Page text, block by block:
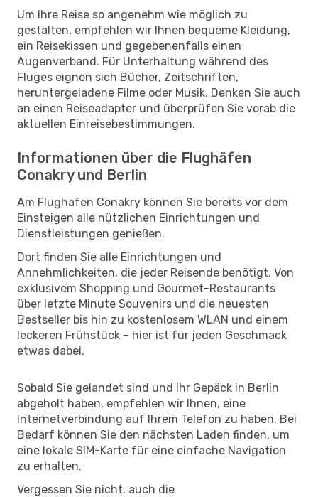
Um Ihre Reise so angenehm wie möglich zu
gestalten, empfehlen wir Ihnen bequeme Kleidung,
ein Reisekissen und gegebenenfalls einen
Augenverband. Für Unterhaltung während des
Fluges eignen sich Bücher, Zeitschriften,
heruntergeladene Filme oder Musik. Denken Sie auch
an einen Reiseadapter und überprüfen Sie vorab die
aktuellen Einreisebestimmungen.
Informationen über die Flughäfen
Conakry und Berlin
Am Flughafen Conakry können Sie bereits vor dem
Einsteigen alle nützlichen Einrichtungen und
Dienstleistungen genießen.
Dort finden Sie alle Einrichtungen und
Annehmlichkeiten, die jeder Reisende benötigt. Von
exklusivem Shopping und Gourmet-Restaurants
über letzte Minute Souvenirs und die neuesten
Bestseller bis hin zu kostenlosem WLAN und einem
leckeren Frühstück – hier ist für jeden Geschmack
etwas dabei.
Sobald Sie gelandet sind und Ihr Gepäck in Berlin
abgeholt haben, empfehlen wir Ihnen, eine
Internetverbindung auf Ihrem Telefon zu haben. Bei
Bedarf können Sie den nächsten Laden finden, um
eine lokale SIM-Karte für eine einfache Navigation
zu erhalten.
Vergessen Sie nicht, auch die